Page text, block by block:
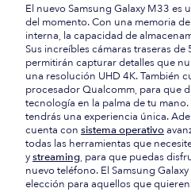
El nuevo Samsung Galaxy M33 es
del momento. Con una memoria
interna, la capacidad de
Sus increíbles cámaras traseras
permitirán capturar detalles que
una resolución UHD 4K. También
procesador Qualcomm, para que
tecnología en la palma de tu
tendrás una experiencia única.
cuenta con sistema operativo
todas las herramientas que
ystreaming, para que puedas
nuevo teléfono. El Samsung
elección para aquellos que